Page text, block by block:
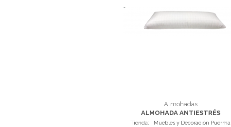
Almohadas
ALMOHADA ANTIESTRÉS
Tienda: Muebles y Decoración Puerma